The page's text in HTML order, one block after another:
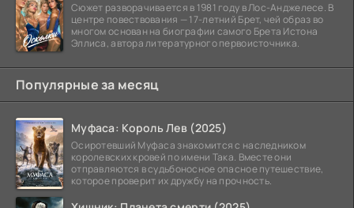
Сюжет разворачивается в 1981 году в Лос-Анджелесе. В
центре повествования — 17-летний Брет, чей образ во
многом основан на биографии самого Брета Истона
Эллиса, автора литературного первоисточника.
Популярные за месяц
Муфаса: Король Лев (2025)
Осиротевший Муфаса знакомится с наследником
королевских кровей по имени Така. Вместе они
отправляются в судьбоносное опасное путешествие,
которое проверит их дружбу на прочность.